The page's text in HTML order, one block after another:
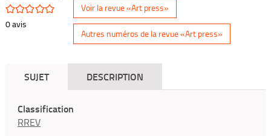
/5
0avis
Voir la revue «Art press»
Autres numéros de la revue «Art press»
SUJET DESCRIPTION
Classification
RREV